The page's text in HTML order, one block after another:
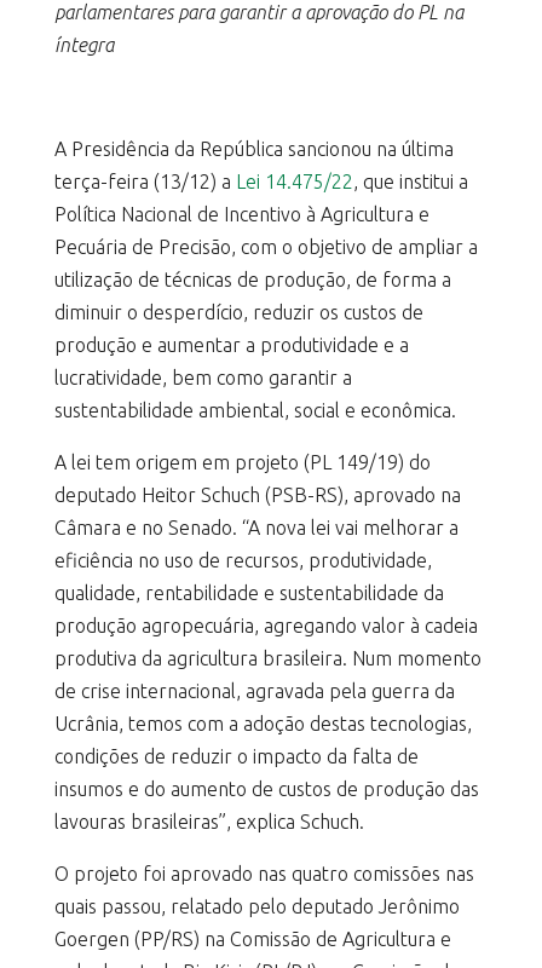
parlamentares para garantir a aprovação do PL na
íntegra
A Presidência da República sancionou na última
terça-feira (13/12) a Lei 14.475/22, que institui a
Política Nacional de Incentivo à Agricultura e
Pecuária de Precisão, com o objetivo de ampliar a
utilização de técnicas de produção, de forma a
diminuir o desperdício, reduzir os custos de
produção e aumentar a produtividade e a
lucratividade, bem como garantir a
sustentabilidade ambiental, social e econômica.
A lei tem origem em projeto (PL 149/19) do
deputado Heitor Schuch (PSB-RS), aprovado na
Câmara e no Senado. “A nova lei vai melhorar a
eficiência no uso de recursos, produtividade,
qualidade, rentabilidade e sustentabilidade da
produção agropecuária, agregando valor à cadeia
produtiva da agricultura brasileira. Num momento
de crise internacional, agravada pela guerra da
Ucrânia, temos com a adoção destas tecnologias,
condições de reduzir o impacto da falta de
insumos e do aumento de custos de produção das
lavouras brasileiras”, explica Schuch.
O projeto foi aprovado nas quatro comissões nas
quais passou, relatado pelo deputado Jerônimo
Goergen (PP/RS) na Comissão de Agricultura e